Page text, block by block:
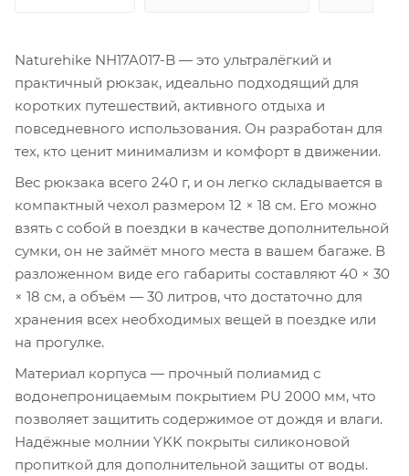
Naturehike NH17A017-B — это ультралёгкий и
практичный рюкзак, идеально подходящий для
коротких путешествий, активного отдыха и
повседневного использования. Он разработан для
тех, кто ценит минимализм и комфорт в движении.
Вес рюкзака всего 240 г, и он легко складывается в
компактный чехол размером 12 × 18 см. Его можно
взять с собой в поездки в качестве дополнительной
сумки, он не займёт много места в вашем багаже. В
разложенном виде его габариты составляют 40 × 30
× 18 см, а объём — 30 литров, что достаточно для
хранения всех необходимых вещей в поездке или
на прогулке.
Материал корпуса — прочный полиамид с
водонепроницаемым покрытием PU 2000 мм, что
позволяет защитить содержимое от дождя и влаги.
Надёжные молнии YKK покрыты силиконовой
пропиткой для дополнительной защиты от воды.